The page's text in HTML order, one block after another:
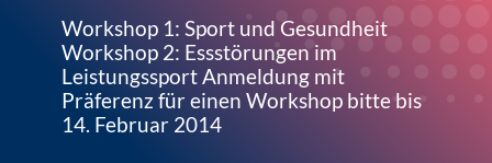
Workshop 1: Sport und Gesundheit
Workshop 2: Essstörungen im
Leistungssport Anmeldung mit
Präferenz für einen Workshop bitte bis
14. Februar 2014